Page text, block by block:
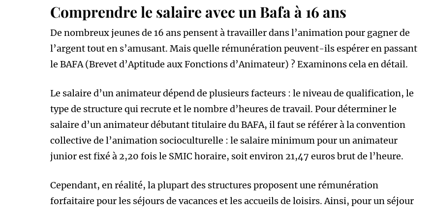
Comprendre le salaire avec un Bafa à 16 ans
De nombreux jeunes de 16 ans pensent à travailler dans l’animation pour gagner de
l’argent tout en s’amusant. Mais quelle rémunération peuvent-ils espérer en passant
le BAFA (Brevet d’Aptitude aux Fonctions d’Animateur) ? Examinons cela en détail.
Le salaire d’un animateur dépend de plusieurs facteurs : le niveau de qualification, le
type de structure qui recrute et le nombre d’heures de travail. Pour déterminer le
salaire d’un animateur débutant titulaire du BAFA, il faut se référer à la convention
collective de l’animation socioculturelle : le salaire minimum pour un animateur
junior est fixé à 2,20 fois le SMIC horaire, soit environ 21,47 euros brut de l’heure.
Cependant, en réalité, la plupart des structures proposent une rémunération
forfaitaire pour les séjours de vacances et les accueils de loisirs. Ainsi, pour un séjour